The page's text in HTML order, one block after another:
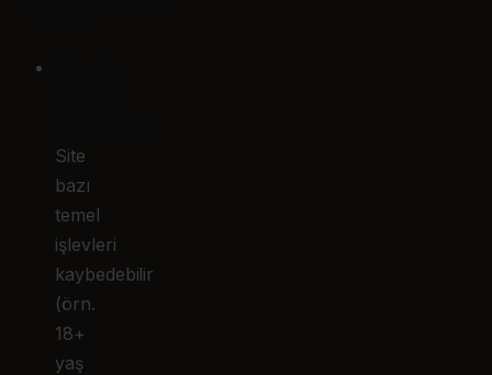
Site
bazı
temel
işlevleri
kaybedebilir
(örn.
18+
yaş